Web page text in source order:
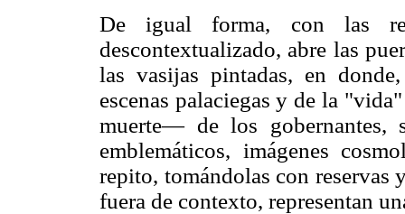
De igual forma, con las
descontextualizado, abre las
las vasijas pintadas, en
escenas palaciegas y de la
muerte— de los gobernantes,
emblemáticos, imágenes
repito, tomándolas con reservas
fuera de contexto, representan